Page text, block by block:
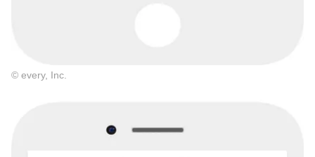
© every, Inc.